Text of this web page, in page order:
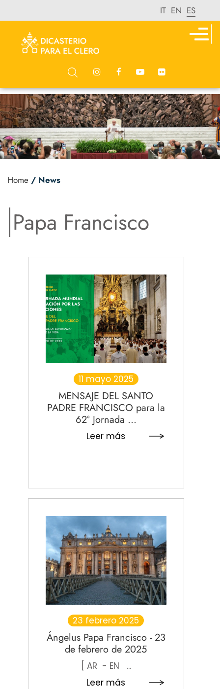
IT EN ES
Home / News
Papa Francisco
11 mayo 2025
MENSAJE DEL SANTO
PADRE FRANCISCO para la
62° Jornada ...
Leer más
23 febrero 2025
Ángelus Papa Francisco - 23
de febrero de 2025
[ AR - EN ...
Leer más